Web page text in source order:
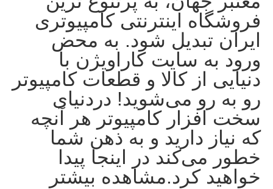
فروشگاه اینترنتی کامپیوتری
ایران تبدیل شود. به محض
ورود به سایت کاراویژن با
دنیایی از کالا و قطعات کامپیوتر
رو به رو می‌شوید! دردنیای
سخت افزار کامپیوتر هر آنچه
که نیاز دارید و به ذهن شما
خطور می‌کند در اینجا پیدا
خواهید کرد.مشاهده بیشتر